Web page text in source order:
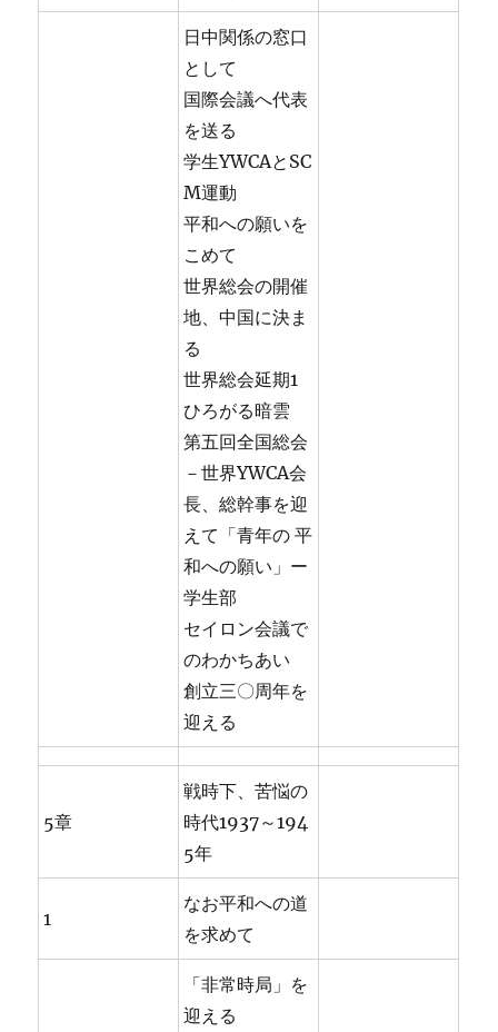
日中関係の窓口
として
国際会議へ代表
を送る
学生YWCAとSC
M運動
平和への願いを
こめて
世界総会の開催
地、中国に決ま
る
世界総会延期1
ひろがる暗雲
第五回全国総会
－世界YWCA会
長、総幹事を迎
えて「青年の 平
和への願い」ー
学生部
セイロン会議で
のわかちあい
創立三〇周年を
迎える
5章
戦時下、苦悩の
時代1937～194
5年
1
なお平和への道
を求めて
「非常時局」を
迎える